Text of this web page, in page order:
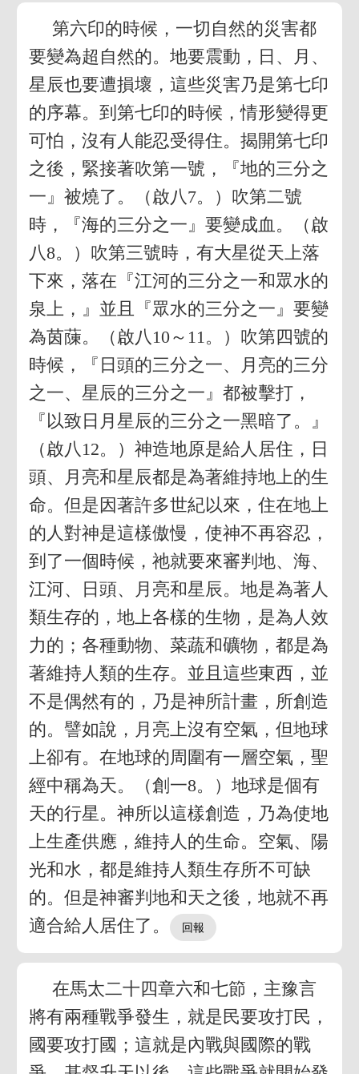
第六印的時候，一切自然的災害都
要變為超自然的。地要震動，日、月、
星辰也要遭損壞，這些災害乃是第七印
的序幕。到第七印的時候，情形變得更
可怕，沒有人能忍受得住。揭開第七印
之後，緊接著吹第一號，『地的三分之
一』被燒了。（啟八7。）吹第二號
時，『海的三分之一』要變成血。（啟
八8。）吹第三號時，有大星從天上落
下來，落在『江河的三分之一和眾水的
泉上，』並且『眾水的三分之一』要變
為茵蔯。（啟八10～11。）吹第四號的
時候，『日頭的三分之一、月亮的三分
之一、星辰的三分之一』都被擊打，
『以致日月星辰的三分之一黑暗了。』
（啟八12。）神造地原是給人居住，日
頭、月亮和星辰都是為著維持地上的生
命。但是因著許多世紀以來，住在地上
的人對神是這樣傲慢，使神不再容忍，
到了一個時候，祂就要來審判地、海、
江河、日頭、月亮和星辰。地是為著人
類生存的，地上各樣的生物，是為人效
力的；各種動物、菜蔬和礦物，都是為
著維持人類的生存。並且這些東西，並
不是偶然有的，乃是神所計畫，所創造
的。譬如說，月亮上沒有空氣，但地球
上卻有。在地球的周圍有一層空氣，聖
經中稱為天。（創一8。）地球是個有
天的行星。神所以這樣創造，乃為使地
上生產供應，維持人的生命。空氣、陽
光和水，都是維持人類生存所不可缺
的。但是神審判地和天之後，地就不再
適合給人居住了。
在馬太二十四章六和七節，主豫言
將有兩種戰爭發生，就是民要攻打民，
國要攻打國；這就是內戰與國際的戰